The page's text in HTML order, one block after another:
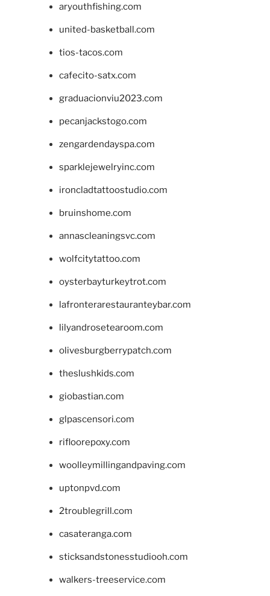
aryouthfishing.com
united-basketball.com
tios-tacos.com
cafecito-satx.com
graduacionviu2023.com
pecanjackstogo.com
zengardendayspa.com
sparklejewelryinc.com
ironcladtattoostudio.com
bruinshome.com
annascleaningsvc.com
wolfcitytattoo.com
oysterbayturkeytrot.com
lafronterarestauranteybar.com
lilyandrosetearoom.com
olivesburgberrypatch.com
theslushkids.com
giobastian.com
glpascensori.com
rifloorepoxy.com
woolleymillingandpaving.com
uptonpvd.com
2troublegrill.com
casateranga.com
sticksandstonesstudiooh.com
walkers-treeservice.com